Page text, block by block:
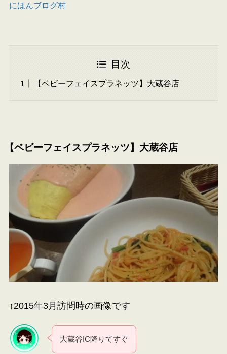
にほんブログ村
目次
【ベビーフェイスプラネッツ】大蔵谷店
【ベビーフェイスプラネッツ】大蔵谷店
↑2015年3月訪問時の画像です
大蔵谷IC降りてすぐ